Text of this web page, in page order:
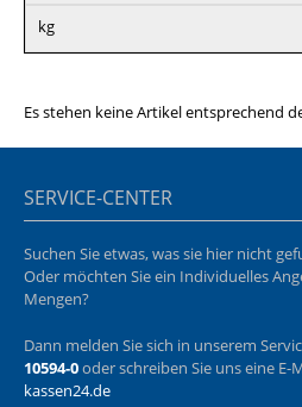
kg
Es stehen keine Artikel entsprechend
SERVICE-CENTER
Suchen Sie etwas, was sie hier nicht
Oder möchten Sie ein Individuelles
Mengen?
Dann melden Sie sich in unserem
10594-0oder schreiben Sie uns eine E-
kassen24.de